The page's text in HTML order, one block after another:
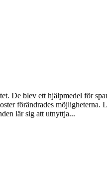
De blev ett hjälpmedel för
förändrades möjligheterna.
lär sig att utnyttja...